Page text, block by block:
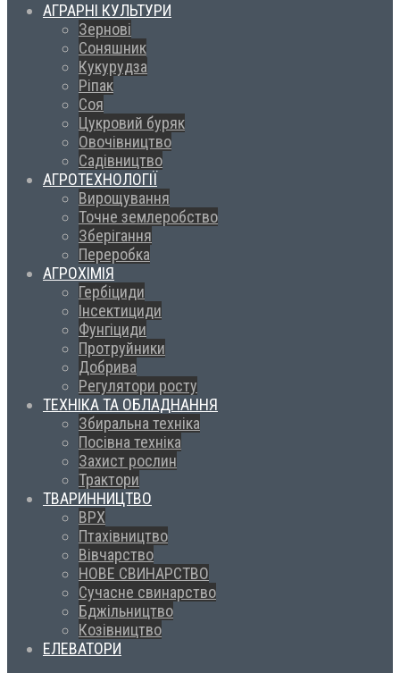
АГРАРНІ КУЛЬТУРИ
Зернові
Соняшник
Кукурудза
Ріпак
Соя
Цукровий буряк
Овочівництво
Садівництво
АГРОТЕХНОЛОГІЇ
Вирощування
Точне землеробство
Зберігання
Переробка
АГРОХІМІЯ
Гербіциди
Інсектициди
Фунгіциди
Протруйники
Добрива
Регулятори росту
ТЕХНІКА ТА ОБЛАДНАННЯ
Збиральна техніка
Посівна техніка
Захист рослин
Трактори
ТВАРИННИЦТВО
ВРХ
Птахівництво
Вівчарство
НОВЕ СВИНАРСТВО
Сучасне свинарство
Бджільництво
Козівництво
ЕЛЕВАТОРИ